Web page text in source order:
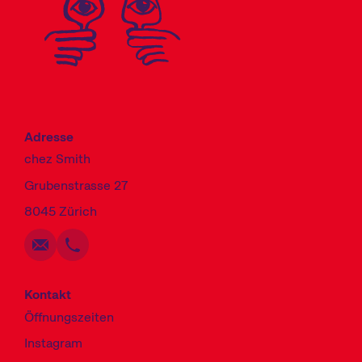
Adresse
chez Smith
Grubenstrasse 27
8045 Zürich
SchreibenKopieren
AnrufenKopieren
Kontakt
Öffnungszeiten
Instagram